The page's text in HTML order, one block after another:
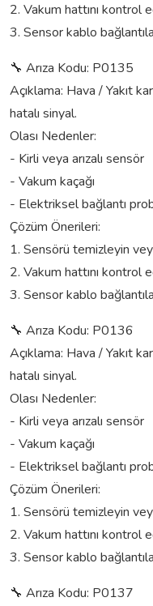
2. Vakum hattını kontrol
3. Sensor kablo
🔧 Arıza Kodu: P0135
Açıklama: Hava / Yakıt
hatalı sinyal.
Olası Nedenler:
- Kirli veya arızalı sensör
- Vakum kaçağı
- Elektriksel bağlantı
Çözüm Önerileri:
1. Sensörü temizleyin
2. Vakum hattını kontrol
3. Sensor kablo
🔧 Arıza Kodu: P0136
Açıklama: Hava / Yakıt
hatalı sinyal.
Olası Nedenler:
- Kirli veya arızalı sensör
- Vakum kaçağı
- Elektriksel bağlantı
Çözüm Önerileri:
1. Sensörü temizleyin
2. Vakum hattını kontrol
3. Sensor kablo
🔧 Arıza Kodu: P0137